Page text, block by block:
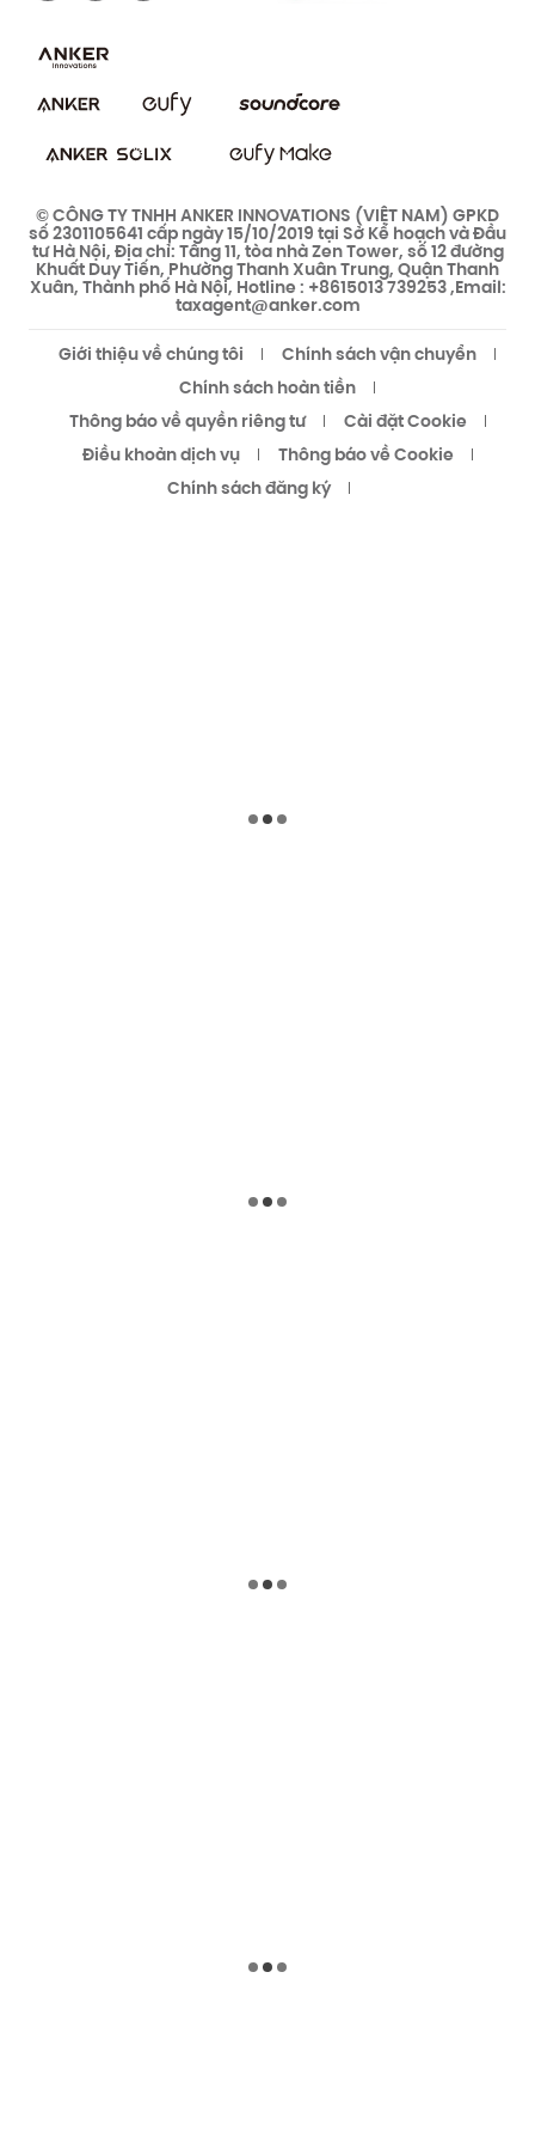
Cộng đồng bảo mật eufy
Cộng đồng eufy Clean
© CÔNG TY TNHH ANKER INNOVATIONS (VIỆT NAM) GPKD
số 2301105641 cấp ngày 15/10/2019 tại Sở Kế hoạch và Đầu
tư Hà Nội, Địa chỉ: Tầng 11, tòa nhà Zen Tower, số 12 đường
Khuất Duy Tiến, Phường Thanh Xuân Trung, Quận Thanh
Xuân, Thành phố Hà Nội, Hotline : +8615013 739253 ,Email:
taxagent@anker.com
Giới thiệu về chúng tôi
Chính sách vận chuyển
Chính sách hoàn tiền
Thông báo về quyền riêng tư
Cài đặt Cookie
Điều khoản dịch vụ
Thông báo về Cookie
Chính sách đăng ký